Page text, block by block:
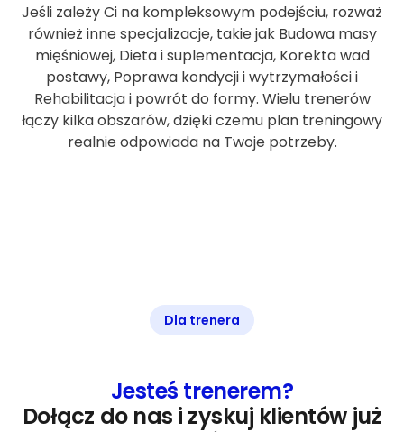
Jeśli zależy Ci na kompleksowym podejściu, rozważ
również inne specjalizacje, takie jak Budowa masy
mięśniowej, Dieta i suplementacja, Korekta wad
postawy, Poprawa kondycji i wytrzymałości i
Rehabilitacja i powrót do formy. Wielu trenerów
łączy kilka obszarów, dzięki czemu plan treningowy
realnie odpowiada na Twoje potrzeby.
Dla trenera
Jesteś trenerem?
Dołącz do nas i zyskuj klientów już